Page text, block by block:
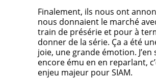
Finalement, ils nous ont
nous donnaient le marché
train de présérie et pour à
donner de la série. Ça a été
joie, une grande émotion. J’en
encore ému en en reparlant,
enjeu majeur pour SIAM.